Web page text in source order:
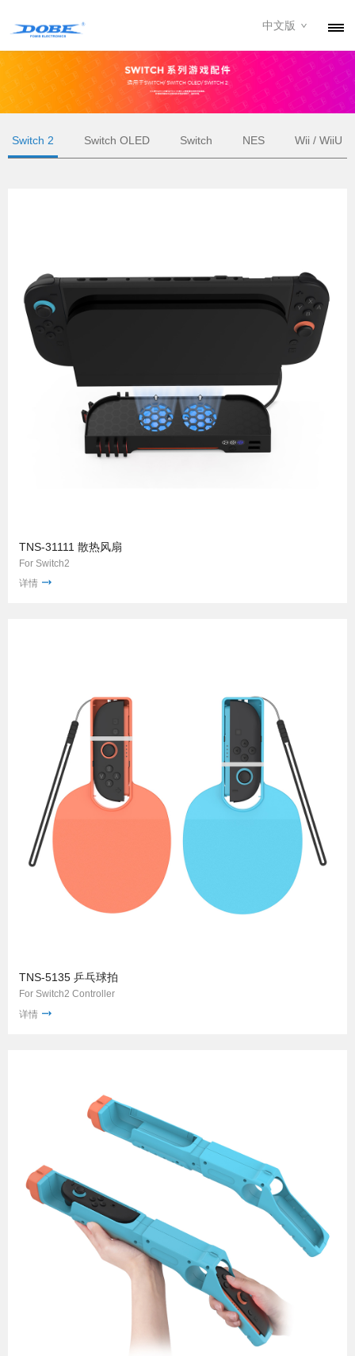
产品
资讯
中文版
Switch 2 Switch OLED Switch NES Wii / WiiU
TNS-31111 散热风扇
For Switch2
详情
TNS-5135 乒乓球拍
For Switch2 Controller
详情